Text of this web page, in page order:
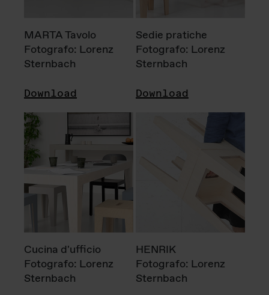
MARTA Tavolo
Fotografo: Lorenz
Sternbach
Download
Sedie pratiche
Fotografo: Lorenz
Sternbach
Download
Cucina d'ufficio
Fotografo: Lorenz
Sternbach
HENRIK
Fotografo: Lorenz
Sternbach